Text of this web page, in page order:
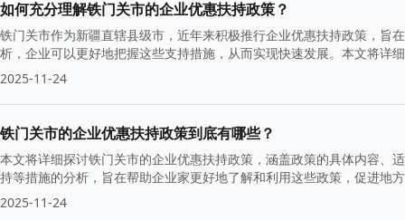
如何充分理解铁门关市的企业优惠扶持政策？
铁门关市作为新疆直辖县级市，近年来积极推行企业优惠扶持政策，旨
析，企业可以更好地把握这些支持措施，从而实现快速发展。本文将详
考。
2025-11-24
铁门关市的企业优惠扶持政策到底有哪些？
本文将详细探讨铁门关市的企业优惠扶持政策，涵盖政策的具体内容、
持等措施的分析，旨在帮助企业家更好地了解和利用这些政策，促进地
2025-11-24